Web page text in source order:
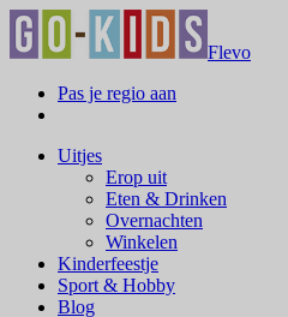
Flevo
Pas je regio aan
Uitjes
Erop uit
Eten & Drinken
Overnachten
Winkelen
Kinderfeestje
Sport & Hobby
Blog